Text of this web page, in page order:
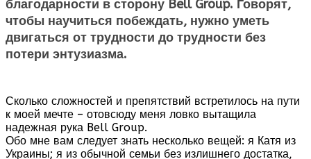
благодарности в сторону Bell Group. Говорят,
чтобы научиться побеждать, нужно уметь
двигаться от трудности до трудности без
потери энтузиазма.
Сколько сложностей и препятствий встретилось на пути
к моей мечте – отовсюду меня ловко вытащила
надежная рука Bell Group.
Обо мне вам следует знать несколько вещей: я Катя из
Украины; я из обычной семьи без излишнего достатка,